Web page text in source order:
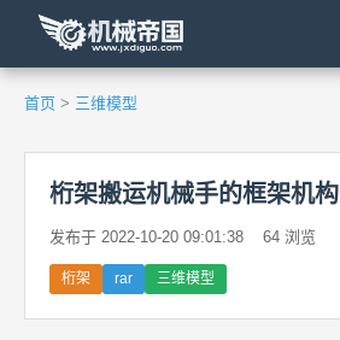
首页 > 三维模型
桁架搬运机械手的框架机构
发布于 2022-10-20 09:01:38 64 浏览
桁架 rar 三维模型